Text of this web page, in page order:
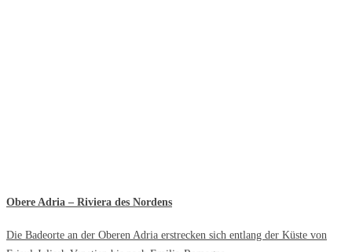
Obere Adria – Riviera des Nordens
Die Badeorte an der Oberen Adria erstrecken sich entlang der Küste von